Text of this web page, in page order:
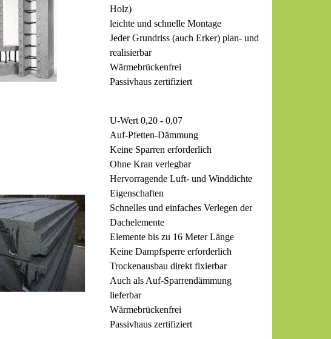
Holz)
leichte und schnelle Montage
Jeder Grundriss (auch Erker) plan- und
realisierbar
Wärmebrückenfrei
Passivhaus zertifiziert
U-Wert 0,20 - 0,07
Auf-Pfetten-Dämmung
Keine Sparren erforderlich
Ohne Kran verlegbar
Hervorragende Luft- und Winddichte
Eigenschaften
Schnelles und einfaches Verlegen der
Dachelemente
Elemente bis zu 16 Meter Länge
Keine Dampfsperre erforderlich
Trockenausbau direkt fixierbar
Auch als Auf-Sparrendämmung
lieferbar
Wärmebrückenfrei
Passivhaus zertifiziert